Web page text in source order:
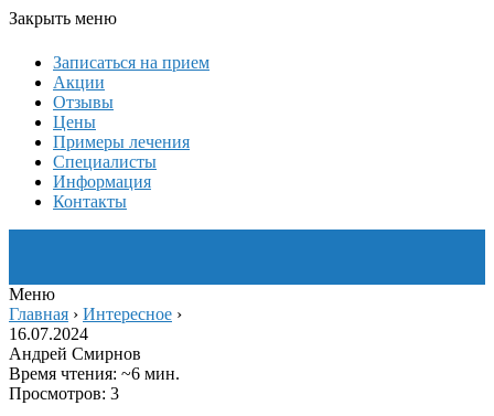
Закрыть меню
Записаться на прием
Акции
Отзывы
Цены
Примеры лечения
Специалисты
Информация
Контакты
Меню
Главная › Интересное ›
16.07.2024
Андрей Смирнов
Время чтения: ~6 мин.
Просмотров: 3